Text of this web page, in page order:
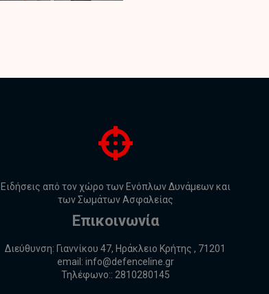
Ειδήσεις από τον χώρο των Ενόπλων Δυνάμεων και
των Σωμάτων Ασφαλείας
Επικοινωνία
Διεύθυνση: Γιαννίκου 47, Ηράκλειο Κρήτης , 71201
email: info@defenceline.gr
Τηλέφωνο:: 2810280145